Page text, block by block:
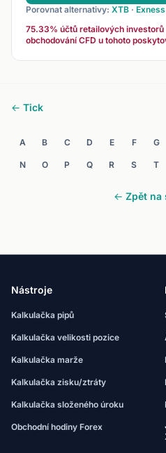
Porovnat alternativy: XTB · Exness
75.33% účtů retailových investorů
obchodování CFD u tohoto
← Tick
A B C D E F G
N O P Q R S T
← Zpět na
Nástroje
Kalkulačka pipů
Kalkulačka velikosti pozice
Kalkulačka marže
Kalkulačka zisku/ztráty
Kalkulačka složeného úroku
Obchodní hodiny Forex